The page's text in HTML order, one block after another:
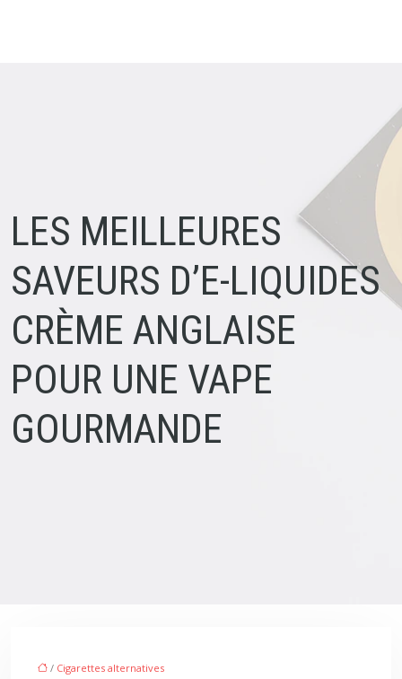
LES MEILLEURES
SAVEURS D’E-LIQUIDES
CRÈME ANGLAISE
POUR UNE VAPE
GOURMANDE
/ Cigarettes alternatives